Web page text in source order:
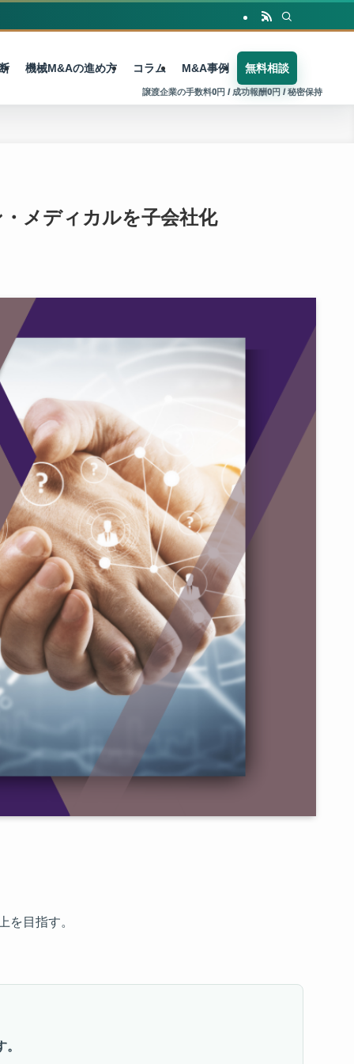
機械M&Aの進め方 コラム M&A事例 無料相談
メディカルを子会社化
を目指す。